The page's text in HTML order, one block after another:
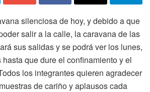
silenciosa de hoy, y debido a que
salir a la calle, la caravana de las
sus salidas y se podrá ver los lunes,
que dure el confinamiento y el
los integrantes quieren agradecer
de cariño y aplausos cada